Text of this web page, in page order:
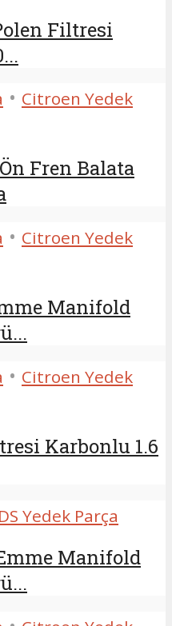
Filtresi
• Citroen Yedek
Fren Balata
• Citroen Yedek
Manifold
• Citroen Yedek
Karbonlu 1.6
DS Yedek Parça
Manifold